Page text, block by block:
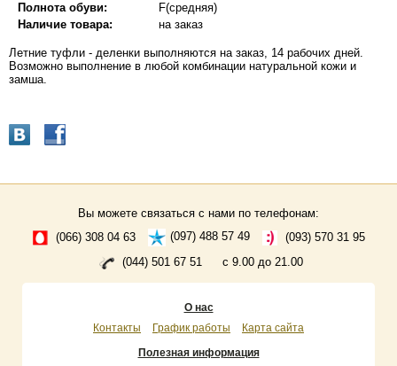
Полнота обуви:
F(средняя)
Наличие товара:
на заказ
Летние туфли - деленки выполняются на заказ, 14 рабочих дней.
Возможно выполнение в любой комбинации натуральной кожи и
замша.
Вы можете связаться с нами по телефонам:
(066) 308 04 63
(097) 488 57 49
(093) 570 31 95
(044) 501 67 51
с 9.00 до 21.00
О нас
Контакты
График работы
Карта сайта
Полезная информация